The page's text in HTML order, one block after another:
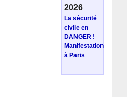
2026
La sécurité
civile en
DANGER !
Manifestation
à Paris